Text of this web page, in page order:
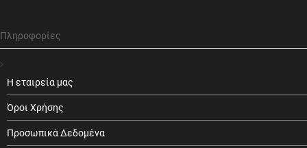
Πληροφορίες
Η εταιρεία μας
Όροι Χρήσης
Προσωπικά Δεδομένα